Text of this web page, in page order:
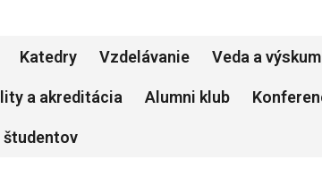
Katedry Vzdelávanie Veda a výskum
a akreditácia Alumni klub
študentov